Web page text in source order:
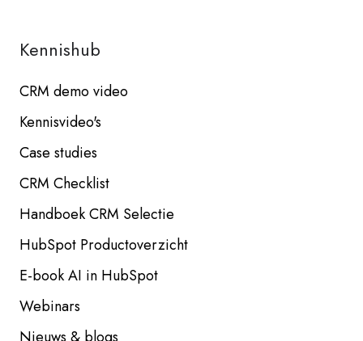
Kennishub
CRM demo video
Kennisvideo's
Case studies
CRM Checklist
Handboek CRM Selectie
HubSpot Productoverzicht
E-book AI in HubSpot
Webinars